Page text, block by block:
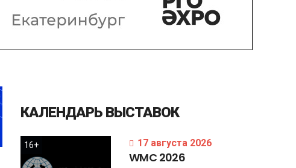
КАЛЕНДАРЬ ВЫСТАВОК
16+ 17 августа 2026
WMC 2026